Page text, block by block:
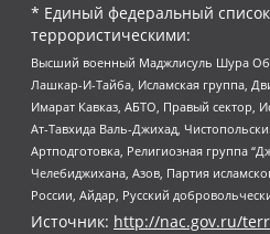
* Единый федеральный список
террористическими:
Высший военный Маджлисуль Шура
Лашкар-И-Тайба, Исламская группа,
Имарат Кавказ, АБТО, Правый сектор,
Ат-Тавхида Валь-Джихад,
Артподготовка, Религиозная группа
Челебиджихана, Азов, Партия
России, Айдар, Русский
Источник: http://nac.gov.ru/